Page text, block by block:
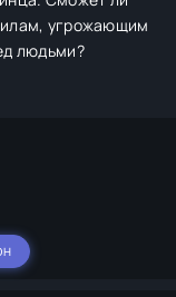
угрожающим
людьми?